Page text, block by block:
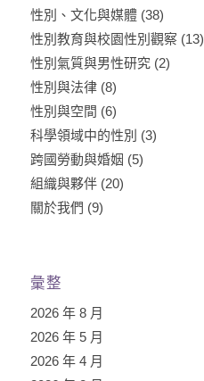
性別、文化與媒體(38)
性別教育與校園性別觀察 (13)
性別氣質與男性研究(2)
性別與法律(8)
性別與空間 (6)
科學領域中的性別 (3)
跨國勞動與婚姻 (5)
組織與夥伴(20)
關於我們 (9)
彙整
2026 年 8 月
2026 年 5 月
2026 年 4 月